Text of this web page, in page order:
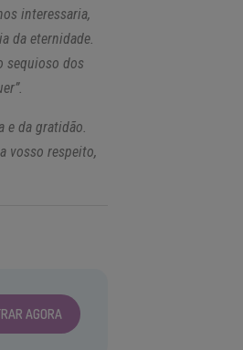
interessaria,
da eternidade.
sequioso dos
e da gratidão.
vosso respeito,
AGORA